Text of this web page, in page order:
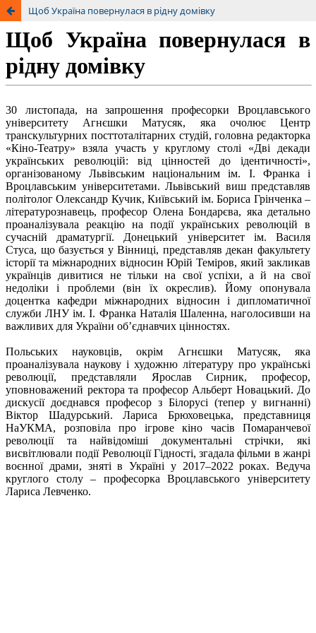
Щоб Україна повернулася в рідну домівку